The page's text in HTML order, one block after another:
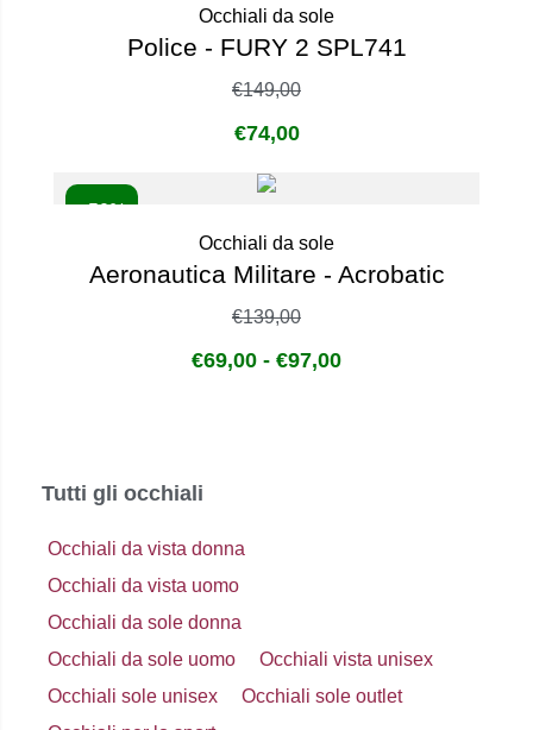
Occhiali da sole
Police - FURY 2 SPL741
€149,00
€74,00
- 50%
Occhiali da sole
Aeronautica Militare - Acrobatic
€139,00
€69,00 - €97,00
Tutti gli occhiali
Occhiali da vista donna
Occhiali da vista uomo
Occhiali da sole donna
Occhiali da sole uomo
Occhiali vista unisex
Occhiali sole unisex
Occhiali sole outlet